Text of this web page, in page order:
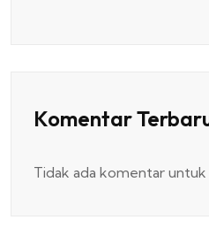
Komentar
Tidak ada komentar untuk